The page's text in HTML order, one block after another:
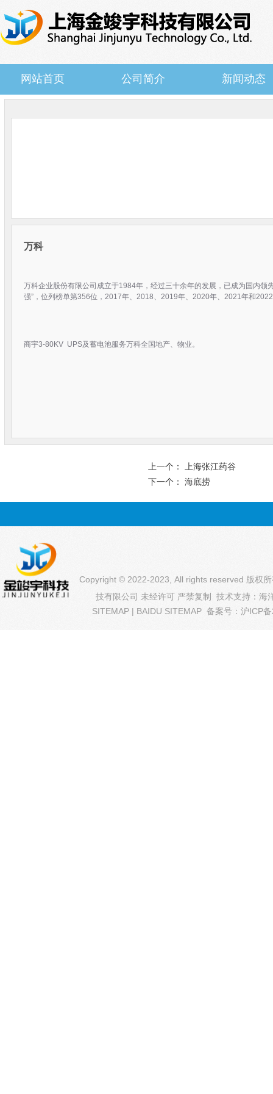
网站首页 公司简介 新闻动态
万科
万科企业股份有限公司成立于1984年，经过三十余年的发展，已成为国内
强”，位列榜单第356位，2017年、2018、2019年、2020年、2021年和
商宇3-80KV UPS及蓄电池服务万科全国地产、物业。
上一个： 上海张江药谷
下一个： 海底捞
Copyright © 2022-2023, All rights reserved 版权
技有限公司 未经许可 严禁复制 技术支持： 海
SITEMAP | BAIDU SITEMAP 备案号： 沪ICP